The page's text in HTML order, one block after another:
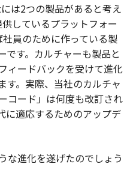
は2つの製品があると考え
しているプラットフォー
員のために作っている製
です。カルチャーも製品と
ィードバックを受けて進化
す。実際、当社のカルチャ
コード」は何度も改訂され
に適応するためのアップデ
な進化を遂げたのでしょう